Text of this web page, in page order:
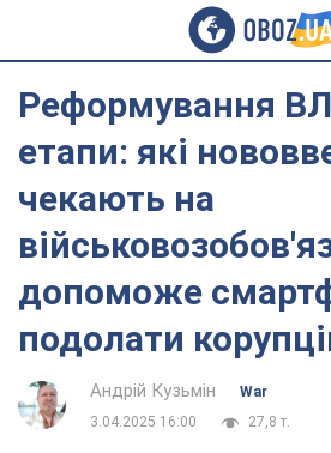
Реформування
етапи: які
чекають на
допоможе
подолати
Андрій Кузьмін‎
War
3.04.2025 16:00
27,8 т.